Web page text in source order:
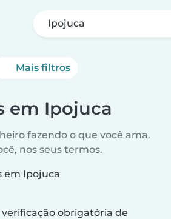
Ipojuca
Mais filtros
em Ipojuca
fazendo o que você ama.
nos seus termos.
em Ipojuca
obrigatória de